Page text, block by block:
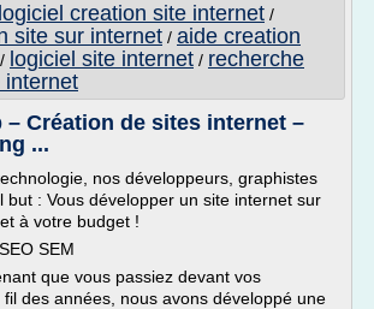
logiciel creation site internet /
site sur internet / aide creation
/ logiciel site internet / recherche
internet
– Création de sites internet –
...
nos développeurs, graphistes
but : Vous développer un site internet sur
à votre budget !
SEM
que vous passiez devant vos
des années, nous avons développé une